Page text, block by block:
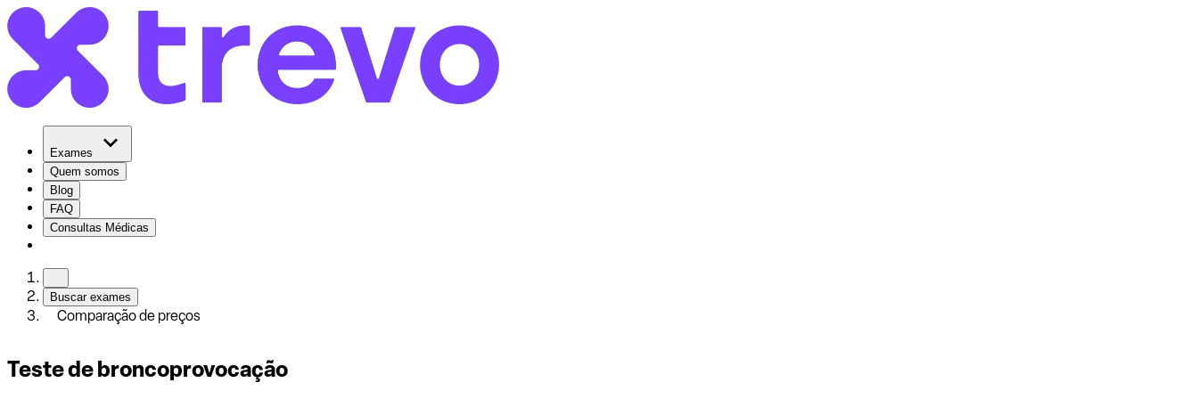
Exames
Quem somos
Blog
FAQ
Consultas Médicas
Buscar exames
Comparação de preços
Teste de broncoprovocação